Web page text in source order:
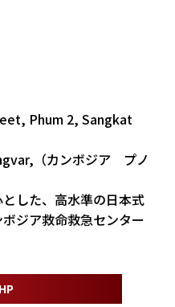
Phum 2, Sangkat
（カンボジア プノ
した、高水準の日本式
ジア救命救急センター